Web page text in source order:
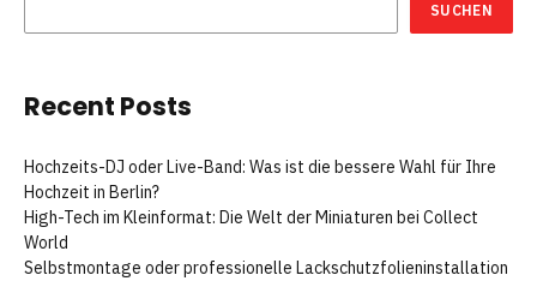
SUCHEN
Recent Posts
Hochzeits-DJ oder Live-Band: Was ist die bessere Wahl für Ihre
Hochzeit in Berlin?
High-Tech im Kleinformat: Die Welt der Miniaturen bei Collect
World
Selbstmontage oder professionelle Lackschutzfolieninstallation